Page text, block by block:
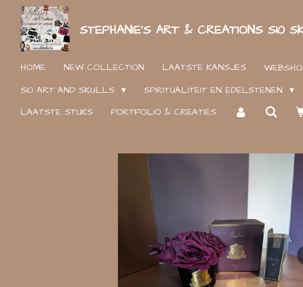
direct
naar
STEPHANIE'S ART & CREATIONS S10
HOME NEW COLLECTION LAATSTE KANSJES
S10 ART AND SKULLS
SPIRITUALITEIT EN EDELSTENEN
LAATSTE STUKS
PORTFOLIO & CREATIES